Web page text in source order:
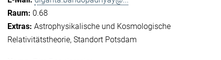
0.68
Astrophysikalische und Kosmologische
Relativitätstheorie Standort Potsdam